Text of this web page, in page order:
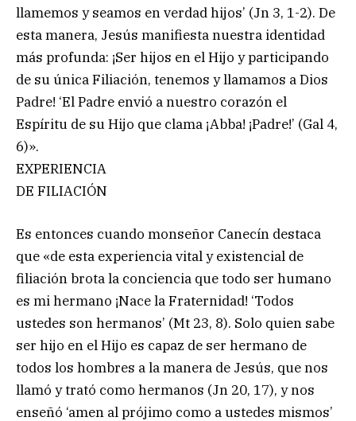
llamemos y seamos en verdad hijos’ (Jn 3, 1-2). De
esta manera, Jesús manifiesta nuestra identidad
más profunda: ¡Ser hijos en el Hijo y participando
de su única Filiación, tenemos y llamamos a Dios
Padre! ‘El Padre envió a nuestro corazón el
Espíritu de su Hijo que clama ¡Abba! ¡Padre!’ (Gal 4,
6)».
EXPERIENCIA
DE FILIACIÓN
Es entonces cuando monseñor Canecín destaca
que «de esta experiencia vital y existencial de
filiación brota la conciencia que todo ser humano
es mi hermano ¡Nace la Fraternidad! ‘Todos
ustedes son hermanos’ (Mt 23, 8). Solo quien sabe
ser hijo en el Hijo es capaz de ser hermano de
todos los hombres a la manera de Jesús, que nos
llamó y trató como hermanos (Jn 20, 17), y nos
enseñó ‘amen al prójimo como a ustedes mismos’